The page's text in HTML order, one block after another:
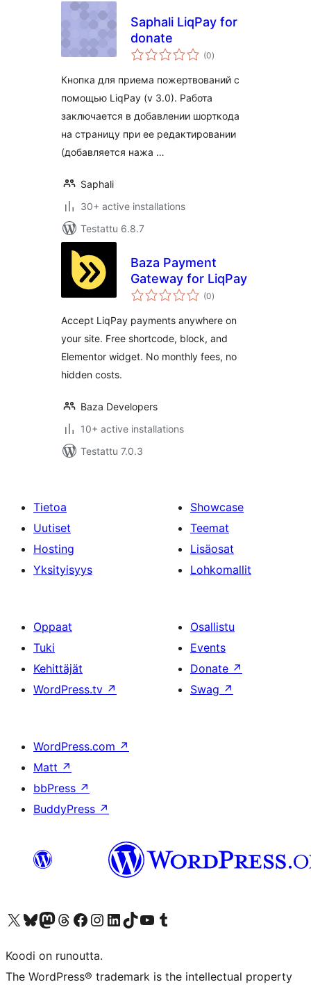
Saphali LiqPay for
donate
(0arvosanat
yhteensä
)
Кнопка для приема пожертвований с
помощью LiqPay (v 3.0). Работа
заключается в добавлении шорткода
на страницу при ее редактировании
(добавляется нажа …
Saphali
30+ active installations
Testattu 6.8.7
Baza Payment
Gateway for LiqPay
(0arvosanat
yhteensä
)
Accept LiqPay payments anywhere on
your site. Free shortcode, block, and
Elementor widget. No monthly fees, no
hidden costs.
Baza Developers
10+ active installations
Testattu 7.0.3
Tietoa
Uutiset
Hosting
Yksityisyys
Showcase
Teemat
Lisäosat
Lohkomallit
Oppaat
Tuki
Kehittäjät
WordPress.tv ↗
Osallistu
Events
Donate ↗
Swag ↗
WordPress.com ↗
Matt ↗
bbPress ↗
BuddyPress ↗
Visit our X (formerly Twitter) account
Visit our Bluesky account
Visit our Mastodon account
Visit our Threads account
Visit our Facebook page
Visit our Instagram account
Visit our LinkedIn account
Visit our TikTok account
Näytä YouTube-kanava
Visit our Tumblr account
Koodi on runoutta.
The WordPress® trademark is the intellectual property